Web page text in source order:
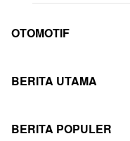
OTOMOTIF
BERITA UTAMA
BERITA POPULER